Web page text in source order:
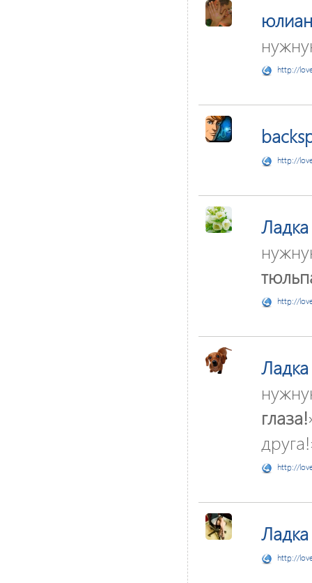
http://
http://
Ладка
http://
Ладка
глаза!
http://
Ладка
http://